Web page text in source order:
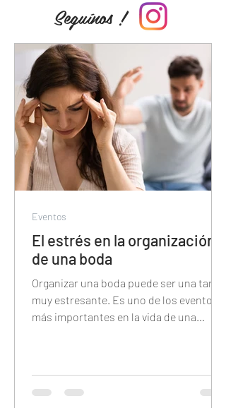
Seguínos !
El estrés en la organización
de una boda
Organizar una boda puede ser una tarea
muy estresante. Es uno de los eventos
más importantes en la vida de una
Eventos